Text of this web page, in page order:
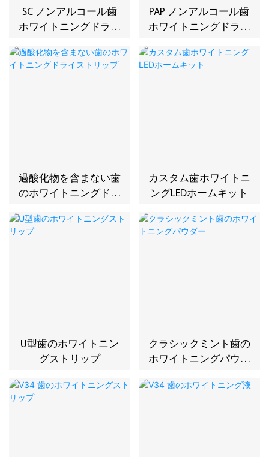
SC ノンアルコール歯
ホワイトニングドライ
PAP ノンアルコール歯
ホワイトニングドライ
過酸化物を含まない歯
のホワイトニングドラ
カスタム歯ホワイトニ
ングLEDホームキット
U型歯のホワイトニン
グストリップ
クラシックミント歯の
ホワイトニングパウダ